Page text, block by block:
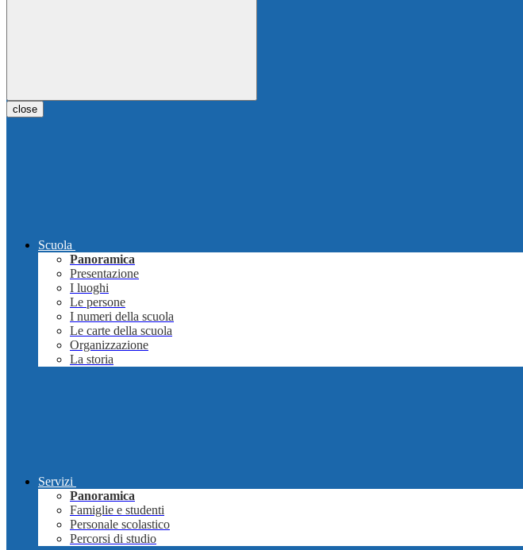
close
Scuola
Panoramica
Presentazione
I luoghi
Le persone
I numeri della scuola
Le carte della scuola
Organizzazione
La storia
Servizi
Panoramica
Famiglie e studenti
Personale scolastico
Percorsi di studio